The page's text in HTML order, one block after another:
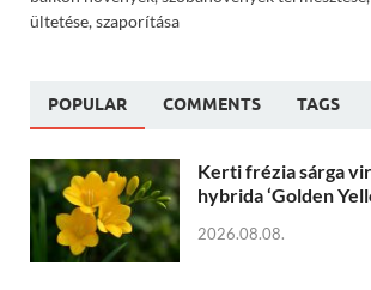
ültetése, szaporítása
POPULAR COMMENTS TAGS
Kerti frézia sárga
hybrida ‘Golden
2026.08.08.